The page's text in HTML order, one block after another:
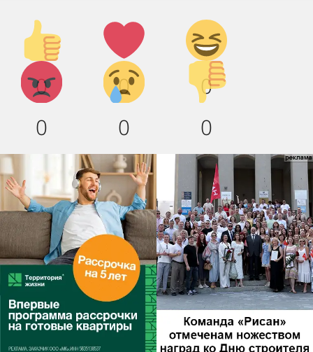
Палец
вверх!
0
Лайк!
0
Дикий
смех!
0
Агрессия!
0
Грусть
:(
0
Палец
вниз!
0